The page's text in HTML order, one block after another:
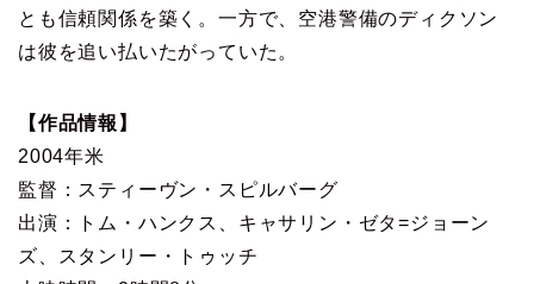
とも信頼関係を築く。一方で、空港警備のディクソン
は彼を追い払いたがっていた。
【作品情報】
2004年米
監督：スティーヴン・スピルバーグ
出演：トム・ハンクス、キャサリン・ゼタ=ジョーン
ズ、スタンリー・トゥッチ